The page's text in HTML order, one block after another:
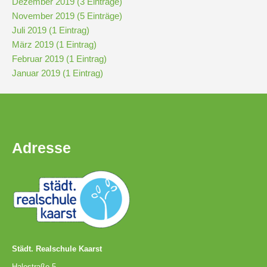
Pausenordnung
Handynutzung
Sponsoren
Schokoticket
November 2019 (5 Einträge)
Juli 2019 (1 Eintrag)
März 2019 (1 Eintrag)
Februar 2019 (1 Eintrag)
Januar 2019 (1 Eintrag)
Adresse
Städt. Realschule Kaarst